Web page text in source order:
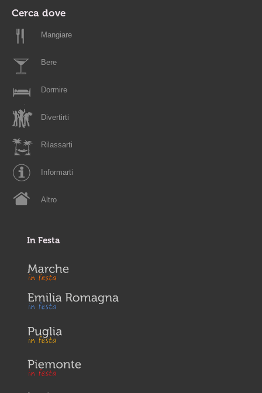
Cerca dove
Mangiare
Bere
Dormire
Divertirti
Rilassarti
Informarti
Altro
In Festa